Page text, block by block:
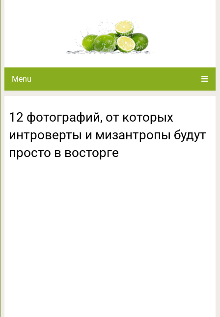
Menu
12 фотографий, от которых
интроверты и мизантропы будут
просто в восторге